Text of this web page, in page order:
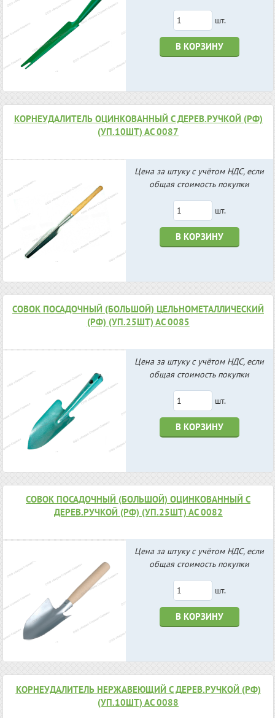
шт.
В КОРЗИНУ
КОРНЕУДАЛИТЕЛЬ ОЦИНКОВАННЫЙ С ДЕРЕВ.РУЧКОЙ (РФ)
(УП.10ШТ) АС 0087
Цена за штуку с учётом НДС, если
общая стоимость покупки
шт.
В КОРЗИНУ
СОВОК ПОСАДОЧНЫЙ (БОЛЬШОЙ) ЦЕЛЬНОМЕТАЛЛИЧЕСКИЙ
(РФ) (УП.25ШТ) АС 0085
Цена за штуку с учётом НДС, если
общая стоимость покупки
шт.
В КОРЗИНУ
СОВОК ПОСАДОЧНЫЙ (БОЛЬШОЙ) ОЦИНКОВАННЫЙ С
ДЕРЕВ.РУЧКОЙ (РФ) (УП.25ШТ) АС 0082
Цена за штуку с учётом НДС, если
общая стоимость покупки
шт.
В КОРЗИНУ
КОРНЕУДАЛИТЕЛЬ НЕРЖАВЕЮЩИЙ С ДЕРЕВ.РУЧКОЙ (РФ)
(УП.10ШТ) АС 0088